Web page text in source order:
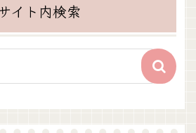
イト内検索